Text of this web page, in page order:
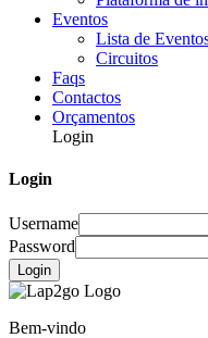
Eventos
Lista de
Circuitos
Faqs
Contactos
Orçamentos
Login
Login
Username
Password
Login
Bem-vindo